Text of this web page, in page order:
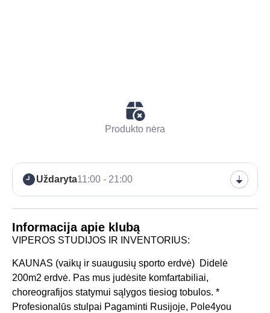
Informacija apie klubą
VIPEROS STUDIJOS IR INVENTORIUS:
KAUNAS (vaikų ir suaugusių sporto erdvė) Didelė
200m2 erdvė. Pas mus judėsite komfartabiliai,
choreografijos statymui sąlygos tiesiog tobulos. *
Profesionalūs stulpai Pagaminti Rusijoje, Pole4you
Produkto nėra
Uždaryta11:00 - 21:00